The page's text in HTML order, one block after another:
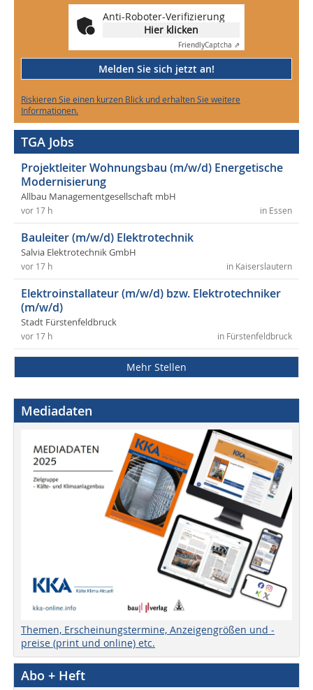
Anti-Roboter-Verifizierung
Hier klicken
FriendlyCaptcha ⇗
Melden Sie sich jetzt an!
Riskieren Sie einen kurzen Blick und erhalten Sie weitere
Informationen.
TGA Jobs
Projektleiter Wohnungsbau (m/w/d) Energetische
Modernisierung
Allbau Managementgesellschaft mbH
in Essen
vor 17 h
Bauleiter (m/w/d) Elektrotechnik
Salvia Elektrotechnik GmbH
in Kaiserslautern
vor 17 h
Elektroinstallateur (m/w/d) bzw. Elektrotechniker
(m/w/d)
Stadt Fürstenfeldbruck
in Fürstenfeldbruck
vor 17 h
Mehr Stellen
Mediadaten
Themen, Erscheinungstermine, Anzeigengrößen und -
preise (print und online) etc.
Abo + Heft